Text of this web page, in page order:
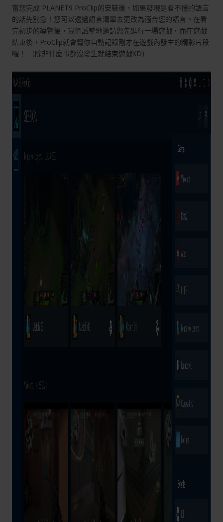
當您完成 PLANET9 ProClip的安裝後，如果發現是看不懂的語言
的話先別急！您可以透過語言清單去更改為適合您的語言。在看
完初步的導覽後，我們誠摯地邀請您先進行一場遊戲，而在遊戲
結束後，ProClip就會幫你自動記錄剛才在遊戲內發生的精彩片段
囉！ （除非什麼事都沒發生就結束遊戲XD）